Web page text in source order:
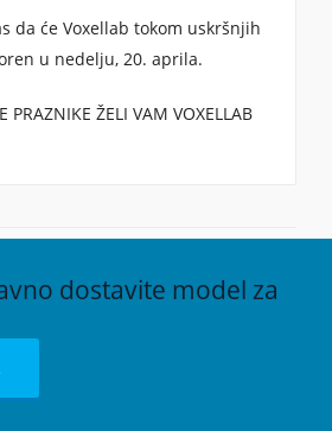
da će Voxellab tokom uskršnjih
u nedelju, 20. aprila.
PRAZNIKE ŽELI VAM VOXELLAB
dostavite model za